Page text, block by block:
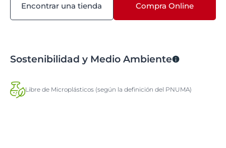
Encontrar una tienda Compra Online
Sostenibilidad y Medio Ambiente
Libre de Microplásticos (según la definición del PNUMA)